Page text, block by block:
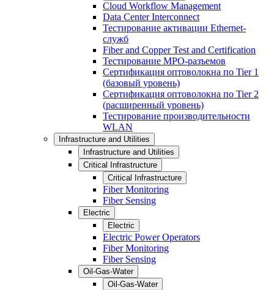
Cloud Workflow Management
Data Center Interconnect
Тестирование активации Ethernet-
служб
Fiber and Copper Test and Certification
Тестирование МРО-разъемов
Сертификация оптоволокна по Tier 1
(базовый уровень)
Сертификация оптоволокна по Tier 2
(расширенный уровень)
Тестирование производительности
WLAN
Infrastructure and Utilities
Infrastructure and Utilities
Critical Infrastructure
Critical Infrastructure
Fiber Monitoring
Fiber Sensing
Electric
Electric
Electric Power Operators
Fiber Monitoring
Fiber Sensing
Oil-Gas-Water
Oil-Gas-Water